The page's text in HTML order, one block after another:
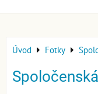
Úvod Fotky